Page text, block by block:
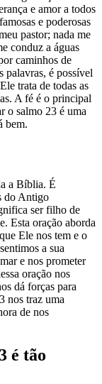
e amor a todos
e poderosas
pastor; nada me
conduz a águas
caminhos de
palavras, é possível
trata de todas as
A fé é o principal
o salmo 23 é uma
bem.
a Bíblia. É
do Antigo
ser filho de
Esta oração aborda
Ele nos tem e o
a sua
e nos prometer
oração nos
dá forças para
nos traz uma
de nos
é tão